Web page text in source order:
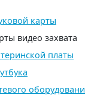
карты
видео захвата
платы